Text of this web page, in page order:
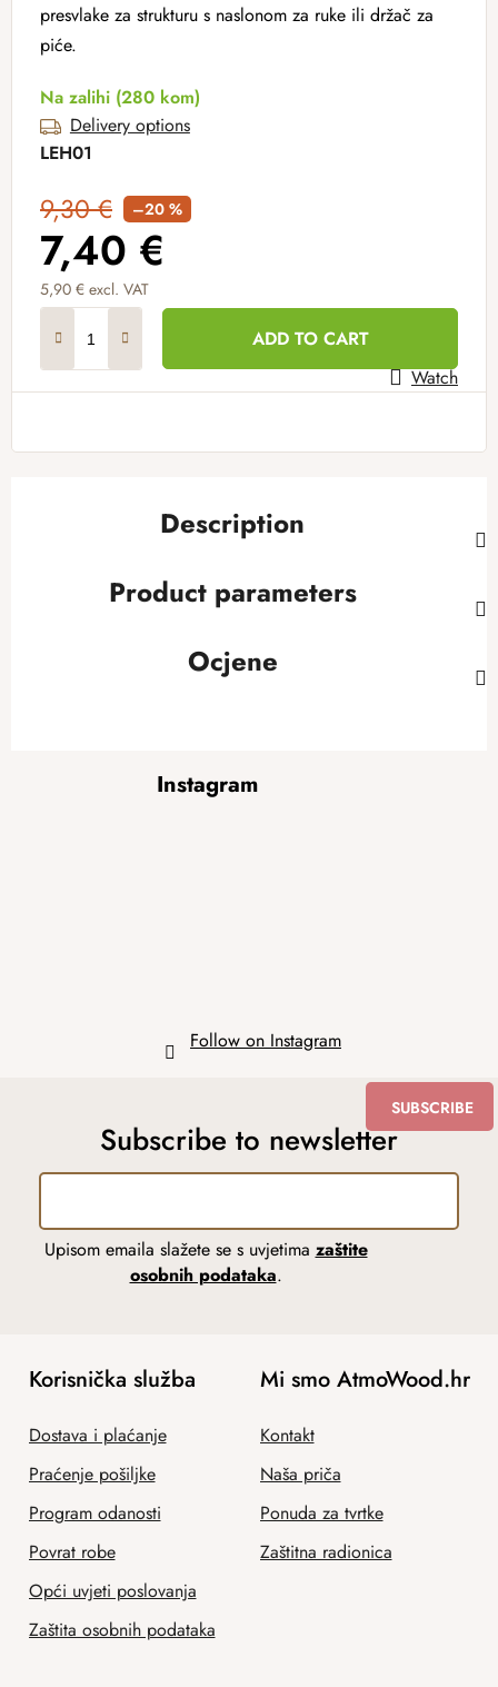
presvlake za strukturu s naslonom za ruke ili držač za
piće.
Na zalihi (280 kom)
Delivery options
LEH01
9,30 € –20 %
7,40 €
5,90 € excl. VAT
ADD TO CART
Watch
Description
Product parameters
Ocjene
Instagram
Follow on Instagram
Subscribe to newsletter
Upisom emaila slažete se s uvjetima zaštite
osobnih podataka.
SUBSCRIBE
Korisnička služba
Dostava i plaćanje
Praćenje pošiljke
Program odanosti
Povrat robe
Opći uvjeti poslovanja
Zaštita osobnih podataka
Mi smo AtmoWood.hr
Kontakt
Naša priča
Ponuda za tvrtke
Zaštitna radionica